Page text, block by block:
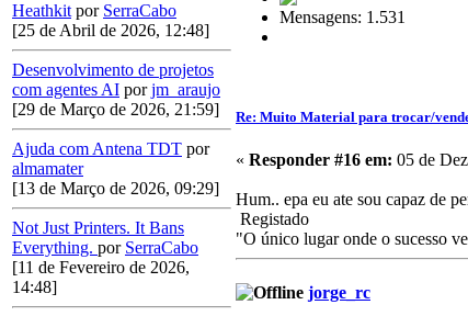
Heathkit por SerraCabo
[25 de Abril de 2026, 12:48]
Desenvolvimento de projetos
com agentes AI porjm_araujo
[29 de Março de 2026, 21:59]
Ajuda com Antena TDT por
almamater
[13 de Março de 2026, 09:29]
Not Just Printers. It Bans
Everything. por SerraCabo
[11 de Fevereiro de 2026,
14:48]
Mensagens: 1.531
Re: Muito Material para trocar/
« Responder #16 em: 05 de
Hum.. epa eu ate sou capaz de
Registado
"O único lugar onde o sucesso
jorge_rc